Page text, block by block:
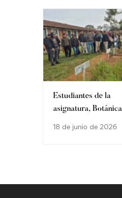
Estudiantes de la
asignatura,
18 de junio de 2026